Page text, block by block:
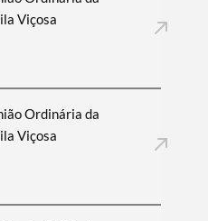
Viçosa
Ordinária da
Viçosa